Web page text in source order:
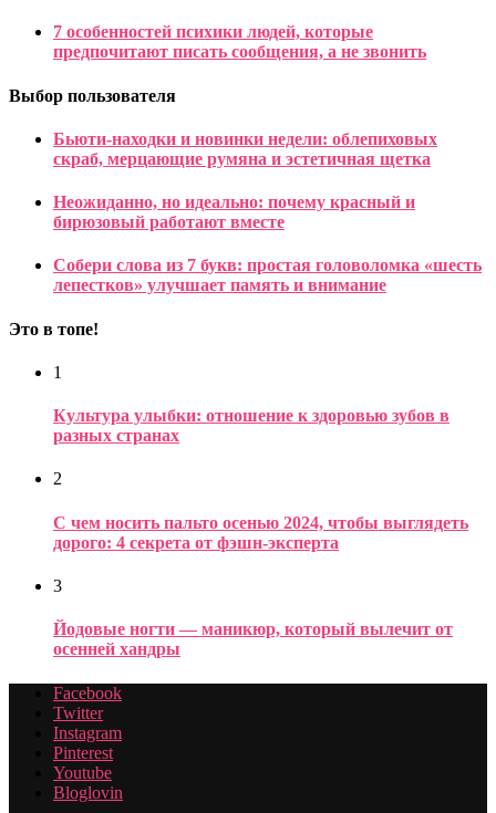
7 особенностей психики людей, которые
предпочитают писать сообщения, а не звонить
Выбор пользователя
Бьюти-находки и новинки недели: облепиховых
скраб, мерцающие румяна и эстетичная щетка
Неожиданно, но идеально: почему красный и
бирюзовый работают вместе
Собери слова из 7 букв: простая головоломка «шесть
лепестков» улучшает память и внимание
Это в топе!
1
Культура улыбки: отношение к здоровью зубов в
разных странах
2
С чем носить пальто осенью 2024, чтобы выглядеть
дорого: 4 секрета от фэшн-эксперта
3
Йодовые ногти — маникюр, который вылечит от
осенней хандры
Facebook
Twitter
Instagram
Pinterest
Youtube
Bloglovin